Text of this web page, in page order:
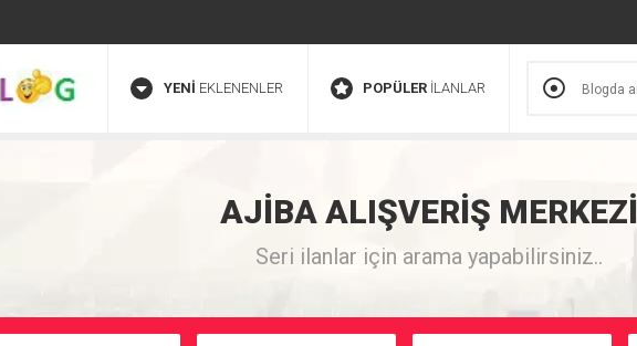
YENİ EKLENENLER POPÜLERİLANLAR
AJİBA ALIŞVERİŞ MERKEZİ
Seri ilanlar için arama yapabilirsiniz..